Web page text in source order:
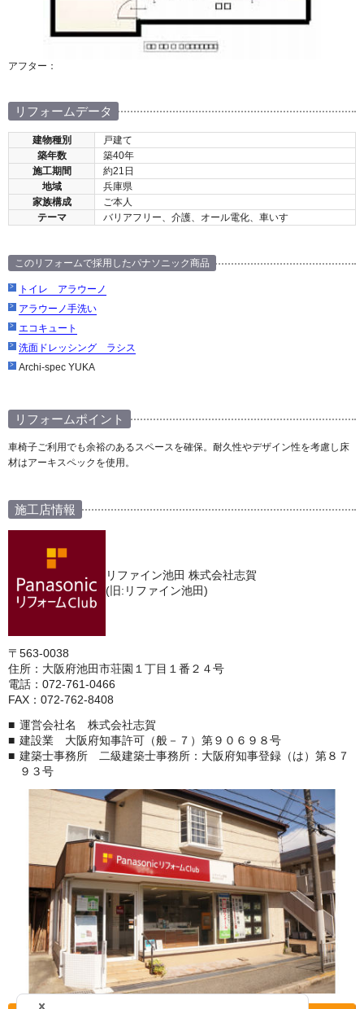
アフター：
リフォームデータ
建物種別
戸建て
築年数
築40年
施工期間
約21日
地域
兵庫県
家族構成
ご本人
テーマ
バリアフリー、介護、オール電化、車いす
このリフォームで採用したパナソニック商品
トイレ アラウーノ
アラウーノ手洗い
エコキュート
洗面ドレッシング ラシス
Archi-spec YUKA
リフォームポイント
車椅子ご利用でも余裕のあるスペースを確保。耐久性やデザイン性を考慮し床
材はアーキスペックを使用。
施工店情報
リファイン池田 株式会社志賀
(旧:リファイン池田)
〒563-0038
住所：大阪府池田市荘園１丁目１番２４号
電話：072-761-0466
FAX：072-762-8408
運営会社名 株式会社志賀
建設業 大阪府知事許可（般－７）第９０６９８号
建築士事務所 二級建築士事務所：大阪府知事登録（は）第８７
９３号